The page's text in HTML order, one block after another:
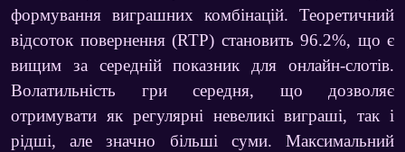
формування виграшних комбінацій. Теоретичний
відсоток повернення (RTP) становить 96.2%, що є
вищим за середній показник для онлайн-слотів.
Волатильність гри середня, що дозволяє
отримувати як регулярні невеликі виграші, так і
рідші, але значно більші суми. Максимальний